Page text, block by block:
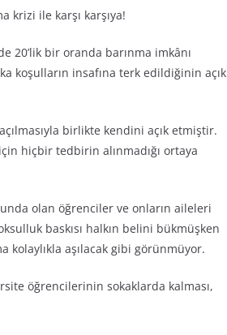
krizi ile karşı karşıya!
20’lik bir oranda barınma imkânı
koşulların insafına terk edildiğinin açık
birlikte kendini açık etmiştir.
hiçbir tedbirin alınmadığı ortaya
olan öğrenciler ve onların aileleri
baskısı halkın belini bükmüşken
kolaylıkla aşılacak gibi görünmüyor.
öğrencilerinin sokaklarda kalması,